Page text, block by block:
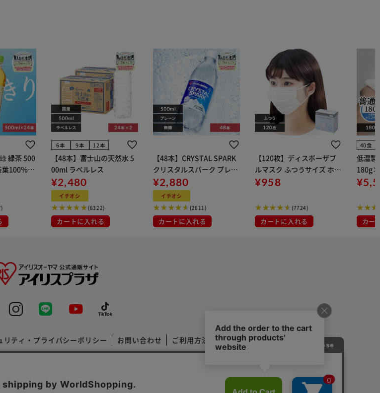
緑茶 500
100％使
6本 9本 12本
【48本】富士山の天然水 5
00ml ラベルレス
¥2,480
イチオシ
(6322)
カートに入れる
【48本】CRYSTAL SPARK
クリスタルスパーク プレー
ン 500ml
¥2,880
イチオシ
(2611)
カートに入れる
【120枚】ディスポーザブ
ルマスク ふつうサイズ ホワ
イト 大容量 DISPOSABLE
布
¥958
(7724)
カートに入れる
40食
低温製
カー
リティ・プライバシーポリシー お問い合わせ ご利用方法 ご利用規約